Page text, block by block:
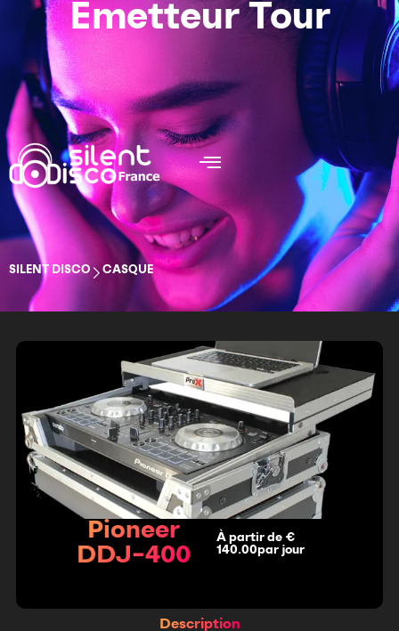
Émetteur Tour
SILENT DISCO CASQUE
Pioneer
DDJ-400
À partir de €
140.00par jour
Description